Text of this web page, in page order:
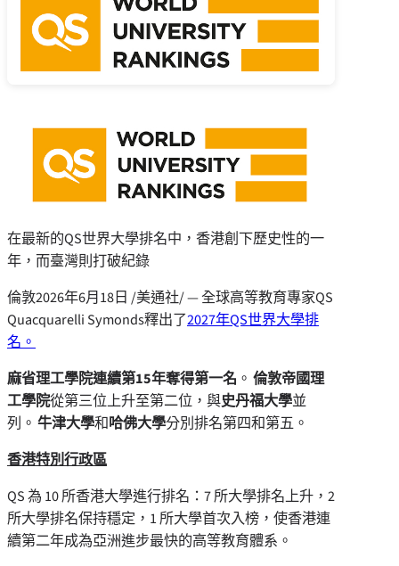
在最新的QS世界大學排名中，香港創下歷史性的一
年，而臺灣則打破紀錄
倫敦2026年6月18日 /美通社/ — 全球高等教育專家QS
Quacquarelli Symonds釋出了2027年QS世界大學排
名。
麻省理工學院連續第15年奪得第一名 。 倫敦帝國理
工學院從第三位上升至第二位，與史丹福大學並
列。 牛津大學和哈佛大學分別排名第四和第五。
香港特別行政區
QS為 10所香港大學進行排名： 7所大學排名上升， 2
所大學排名保持穩定， 1所大學首次入榜，使香港連
續第二年成為亞洲進步最快的高等教育體系。